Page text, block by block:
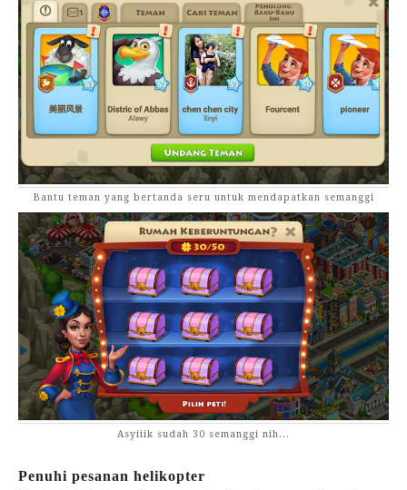
Bantu teman yang bertanda seru untuk mendapatkan semanggi
Asyiiik sudah 30 semanggi nih...
Penuhi pesanan helikopter